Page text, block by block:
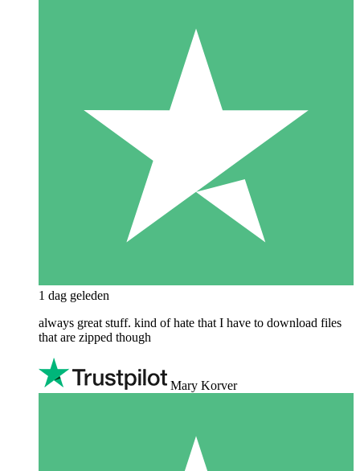
1 dag geleden
always great stuff. kind of hate that I have to download files
that are zipped though
Mary Korver